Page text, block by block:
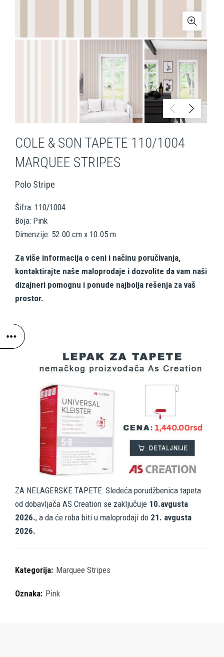
COLE & SON TAPETE 110/1004
MARQUEE STRIPES
Polo Stripe
Šifra: 110/1004
Boja: Pink
Dimenzije: 52.00 cm x 10.05 m
Za više informacija o ceni i načinu poručivanja,
kontaktirajte naše maloprodaje i dozvolite da vam naši
dizajneri pomognu i ponude najbolja rešenja za vaš
prostor.
ZA NELAGERSKE TAPETE: Sledeća porudžbenica tapeta
od dobavljača AS Creation se zaključuje 10.avgusta
2026., a da će roba biti u maloprodaji do 21. avgusta
2026.
Kategorija: Marquee Stripes
Oznaka: Pink